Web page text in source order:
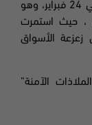
ارتفعت أسعار النفط فوق 100 دولار للبرميل في 24 فبراير، وهو
، حيث استمرت
الأسواق
الآمنة”